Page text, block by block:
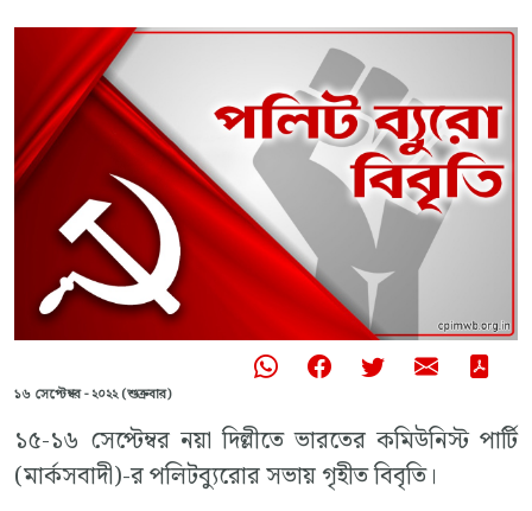
১৬ সেপ্টেম্বর - ২০২২ (শুক্রবার)
১৫-১৬ সেপ্টেম্বর নয়া দিল্লীতে ভারতের কমিউনিস্ট পার্টি
(মার্কসবাদী)-র পলিটব্যুরোর সভায় গৃহীত বিবৃতি।